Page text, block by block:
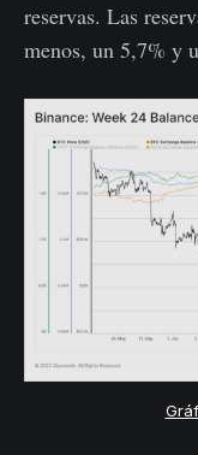
reservas. Las
menos, un 5,7% y